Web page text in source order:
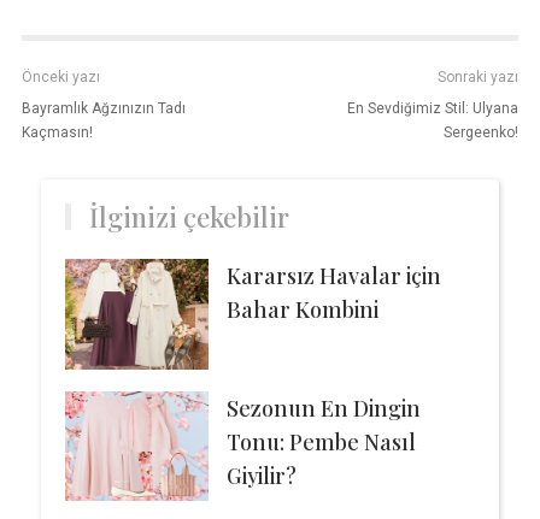
Önceki yazı
Bayramlık Ağzınızın Tadı
Kaçmasın!
Sonraki yazı
En Sevdiğimiz Stil: Ulyana
Sergeenko!
İlginizi çekebilir
Kararsız Havalar için
Bahar Kombini
Sezonun En Dingin
Tonu: Pembe Nasıl
Giyilir?